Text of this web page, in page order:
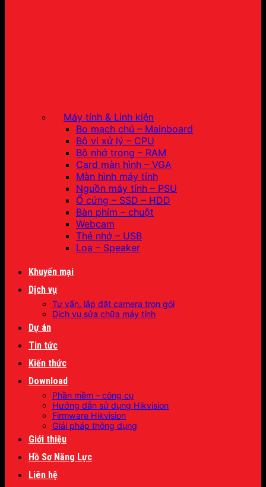
Máy tính & Linh kiện
Bo mạch chủ – Mainboard
Bộ vi xử lý – CPU
Bộ nhớ trong – RAM
Card màn hình – VGA
Màn hình máy tính
Nguồn máy tính – PSU
Ổ cứng – SSD – HDD
Bàn phím – chuột
Webcam
Thẻ nhớ – USB
Loa – Speaker
Khuyến mại
Dịch vụ
Tư vấn, lắp đặt camera trọn gói
Dịch vụ sửa chữa máy tính
Dự án
Tin tức
Kiến thức
Download
Phần mềm – công cụ
Hướng dẫn sử dụng Hikvision
Firmware Hikvision
Giải pháp thông dụng
Giới thiệu
Hồ Sơ Năng Lực
Liên hệ